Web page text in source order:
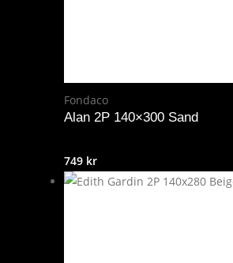
Fondaco
Alan 2P 140×300 Sand
749 kr